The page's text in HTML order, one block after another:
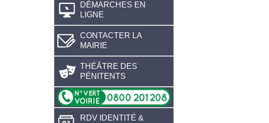
DÉMARCHES EN
LIGNE
CONTACTER LA
MAIRIE
THÉÂTRE DES
PÉNITENTS
RDV IDENTITÉ &